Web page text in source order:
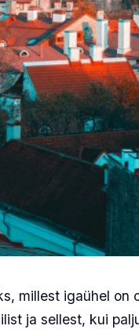
millest igaühel on
ja sellest, kui